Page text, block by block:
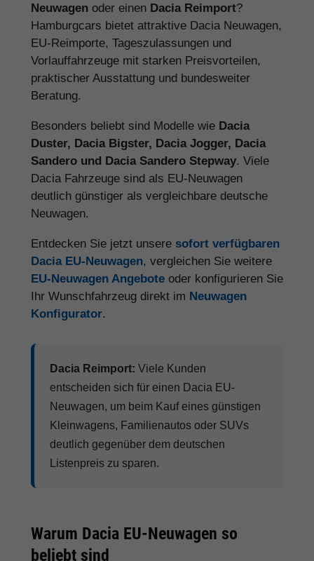
Neuwagen oder einen Dacia Reimport?
Hamburgcars bietet attraktive Dacia Neuwagen,
EU-Reimporte, Tageszulassungen und
Vorlauffahrzeuge mit starken Preisvorteilen,
praktischer Ausstattung und bundesweiter
Beratung.
Besonders beliebt sind Modelle wie Dacia
Duster, Dacia Bigster, Dacia Jogger, Dacia
Sandero und Dacia Sandero Stepway. Viele
Dacia Fahrzeuge sind als EU-Neuwagen
deutlich günstiger als vergleichbare deutsche
Neuwagen.
Entdecken Sie jetzt unsere sofort verfügbaren
Dacia EU-Neuwagen, vergleichen Sie weitere
EU-Neuwagen Angebote oder konfigurieren Sie
Ihr Wunschfahrzeug direkt im Neuwagen
Konfigurator.
Dacia Reimport: Viele Kunden
entscheiden sich für einen Dacia EU-
Neuwagen, um beim Kauf eines günstigen
Kleinwagens, Familienautos oder SUVs
deutlich gegenüber dem deutschen
Listenpreis zu sparen.
Warum Dacia EU-Neuwagen so
beliebt sind